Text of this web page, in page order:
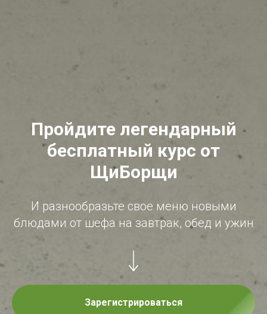
Пройдите легендарный
бесплатный курс от
ЩиБорщи
И разнообразьте свое меню новыми
блюдами от шефа на завтрак, обед и ужин
Зарегистрироваться